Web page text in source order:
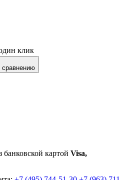
клик
сравнению
банковской картой Visa,